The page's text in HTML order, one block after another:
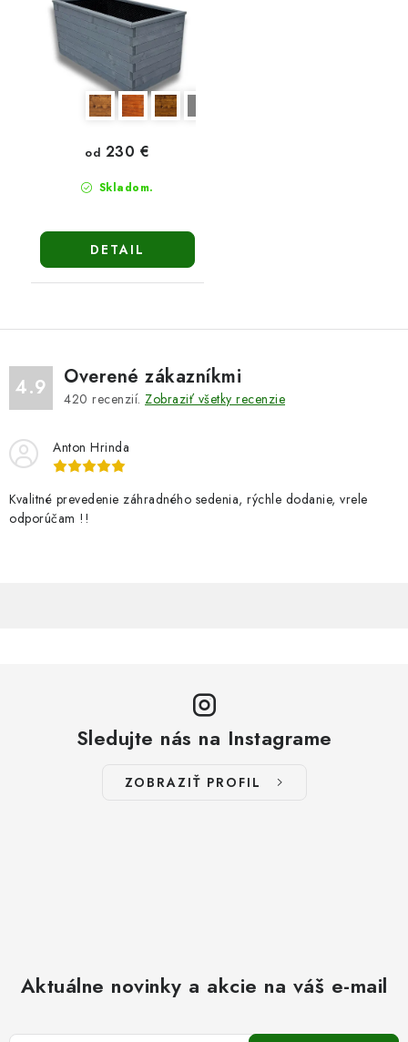
Skladom.
od 230 €
DETAIL
4.9 Overené zákazníkmi
420 recenzií. Zobraziť všetky recenzie
Anton Hrinda
Kvalitné prevedenie záhradného sedenia, rýchle dodanie, vrele
odporúčam !!
Sledujte nás na Instagrame
ZOBRAZIŤ PROFIL
Aktuálne novinky a akcie na váš e-mail